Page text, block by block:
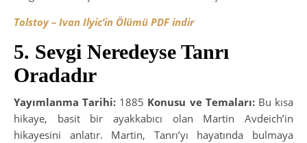
Tolstoy – Ivan Ilyic’in Ölümü PDF indir
5. Sevgi Neredeyse Tanrı
Oradadır
Yayımlanma Tarihi: 1885 Konusu ve Temaları:Bu kısa
hikaye, basit bir ayakkabıcı olan Martin Avdeich’in
hikayesini anlatır. Martin, Tanrı’yı hayatında bulmaya